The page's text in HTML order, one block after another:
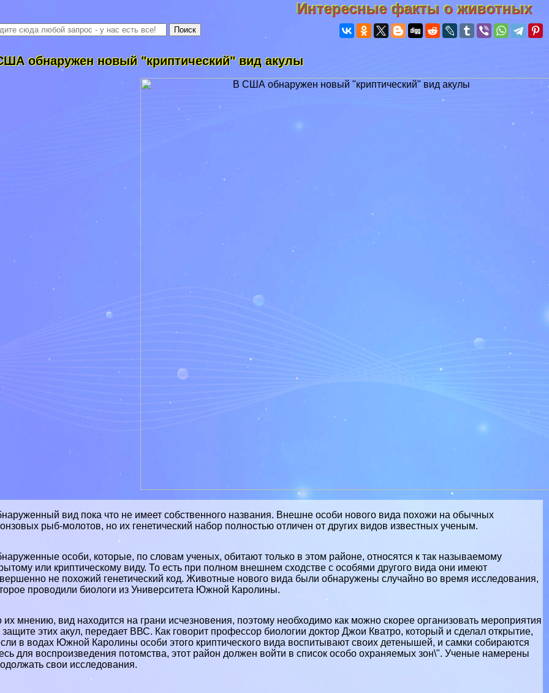
Интересные факты о животных
обнаружен новый "криптический" вид акулы
вид пока что не имеет собственного названия. Внешне особи нового вида похожи на обычных
рыб-молотов, но их генетический набор полностью отличен от других видов известных ученым.
особи, которые, по словам ученых, обитают только в этом районе, относятся к так называемому
или криптическому виду. То есть при полном внешнем сходстве с особями другого вида они имеют
не похожий генетический код. Животные нового вида были обнаружены случайно во время исследования,
проводили биологи из Университета Южной Каролины.
их мнению, вид находится на грани исчезновения, поэтому необходимо как можно скорее организовать мероприятия
защите этих акул, передает ВВС. Как говорит профессор биологии доктор Джои Кватро, который и сделал открытие,
в водах Южной Каролины особи этого криптического вида воспитывают своих детенышей, и самки собираются
для воспроизведения потомства, этот район должен войти в список особо охраняемых зон\". Ученые намерены
свои исследования.